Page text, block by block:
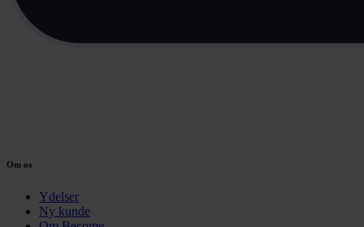
Om os
Ydelser
Ny kunde